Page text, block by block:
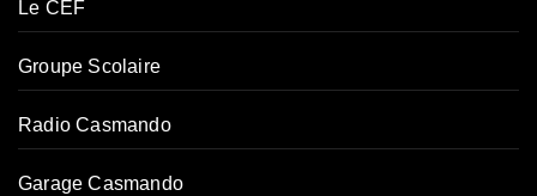
Le CEF
Groupe Scolaire
Radio Casmando
Garage Casmando